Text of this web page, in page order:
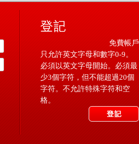
免費帳戶
只允許英文字母和數字0-9。
必須以英文字母開始。必須最
少3個字符，但不能超過20個
字符。不允許特殊字符和空
格。